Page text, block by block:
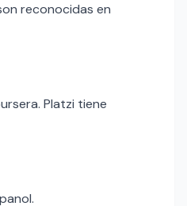
reconocidas en
Platzi tiene